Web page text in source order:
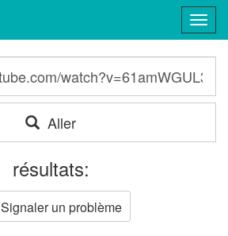
Aller
résultats:
Signaler un problème